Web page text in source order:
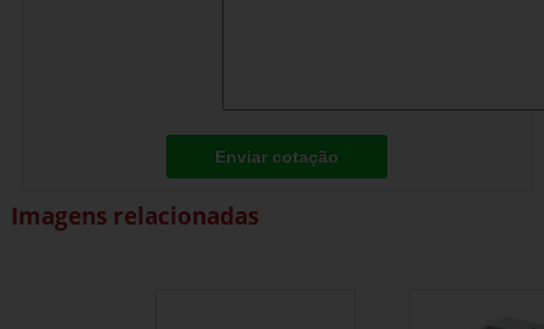
Enviar cotação
Imagens relacionadas